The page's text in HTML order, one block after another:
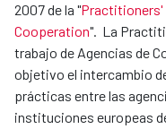
2007 de la "Practitioners'
Cooperation". La
trabajo de Agencias de
objetivo el intercambio
prácticas entre las
instituciones europeas